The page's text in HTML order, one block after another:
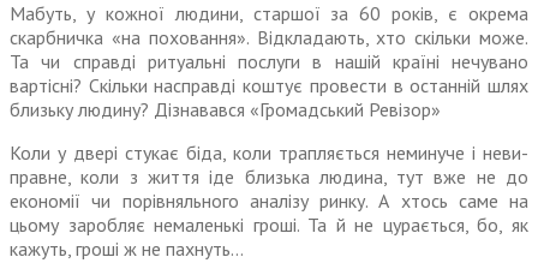
Мабуть, у кожної людини, старшої за 60 років, є окрема
скарбничка «на поховання». Відкладають, хто скільки може.
Та чи справді ритуальні послуги в нашій країні нечувано
вартісні? Скільки насправді коштує провести в останній шлях
близьку людину? Дізнавався «Громадський Ревізор»
Коли у двері стукає біда, коли трапляється неминуче і неви­
правне, коли з життя іде близька людина, тут вже не до
економії чи порівняльного аналізу ринку. А хтось саме на
цьому заробляє немаленькі гроші. Та й не цура­ється, бо, як
кажуть, гроші ж не пахнуть…